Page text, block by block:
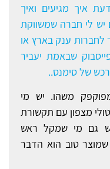
איך מגיעים ואיך
יש לי חברה שמשווקת
לחברות ענק בארץ או
שבאמת יעביר
של סימנס..
משהו. יש מי
מצפון עם תקשורת
גם מי שמקל ראש
טוב הוא הדבר